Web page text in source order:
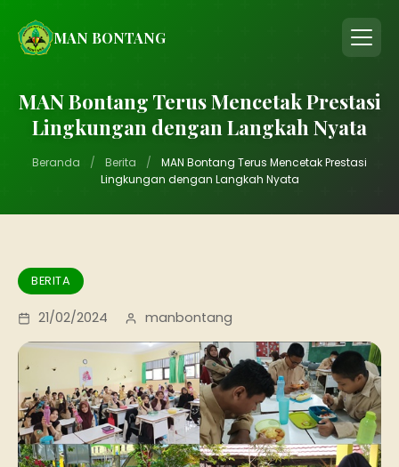
MAN BONTANG
MAN Bontang Terus Mencetak Prestasi
Lingkungan dengan Langkah Nyata
Beranda / Berita /
MAN Bontang Terus Mencetak Prestasi
Lingkungan dengan Langkah Nyata
BERITA
21/02/2024 manbontang